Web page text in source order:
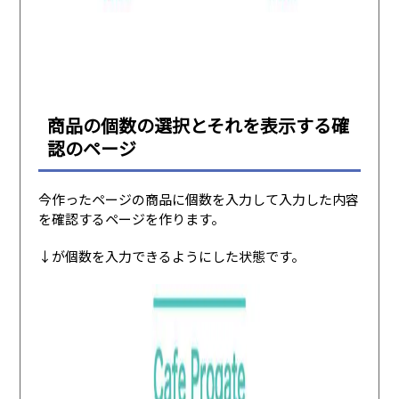
商品の個数の選択とそれを表示する確
認のページ
今作ったページの商品に個数を入力して入力した内容
を確認するページを作ります。
↓が個数を入力できるようにした状態です。